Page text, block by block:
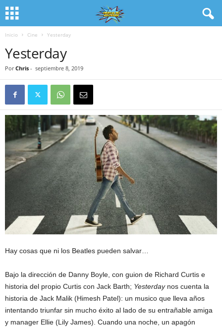
Inicio Cine Yesterday
Yesterday
Por Chris - septiembre 8, 2019
Hay cosas que ni los Beatles pueden salvar…
Bajo la dirección de Danny Boyle, con guion de Richard Curtis e
historia del propio Curtis con Jack Barth; Yesterdaynos cuenta la
historia de Jack Malik (Himesh Patel): un musico que lleva años
intentando triunfar sin mucho éxito al lado de su entrañable amiga
y manager Ellie (Lily James). Cuando una noche, un apagón